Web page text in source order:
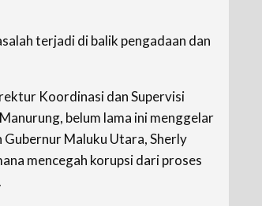
terjadi di balik pengadaan dan
Koordinasi dan Supervisi
belum lama ini menggelar
Maluku Utara, Sherly
mencegah korupsi dari proses